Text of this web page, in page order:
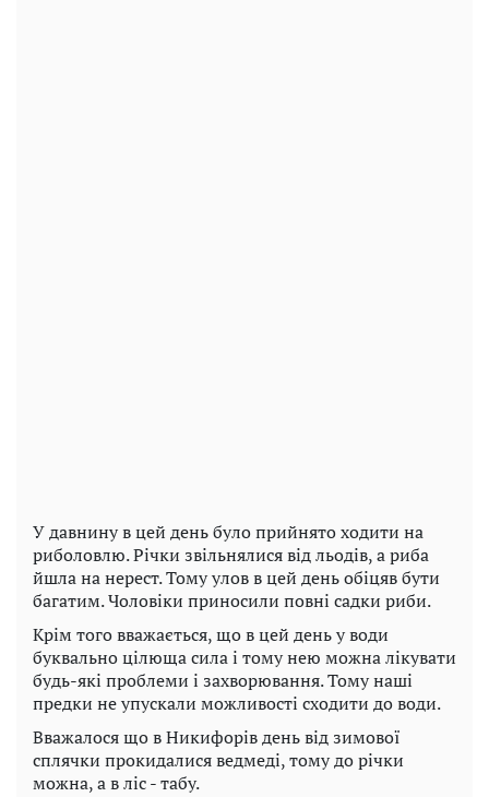
У давнину в цей день було прийнято ходити на
риболовлю. Річки звільнялися від льодів, а риба
йшла на нерест. Тому улов в цей день обіцяв бути
багатим. Чоловіки приносили повні садки риби.
Крім того вважається, що в цей день у води
буквально цілюща сила і тому нею можна лікувати
будь-які проблеми і захворювання. Тому наші
предки не упускали можливості сходити до води.
Вважалося що в Никифорів день від зимової
сплячки прокидалися ведмеді, тому до річки
можна, а в ліс - табу.